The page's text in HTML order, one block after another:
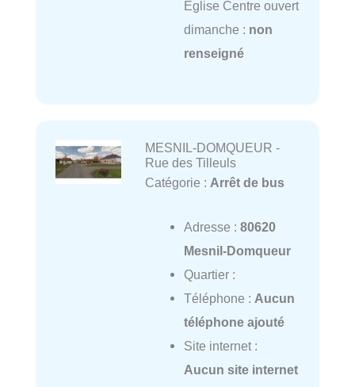
Eglise Centre ouvert
dimanche : non
renseigné
MESNIL-DOMQUEUR -
Rue des Tilleuls
Catégorie : Arrêt de bus
Adresse : 80620
Mesnil-Domqueur
Quartier :
Téléphone : Aucun
téléphone ajouté
Site internet :
Aucun site internet